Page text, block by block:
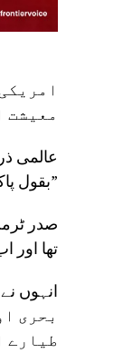
معیشت
بقول پاکستان کے وزیراعظم شہباز شریف نے ان سے کہا کہ “آپ نے 3 سے 5 کروڑ جانیں بچائیں۔”
صدر
تھا اور
بحری
طیارے